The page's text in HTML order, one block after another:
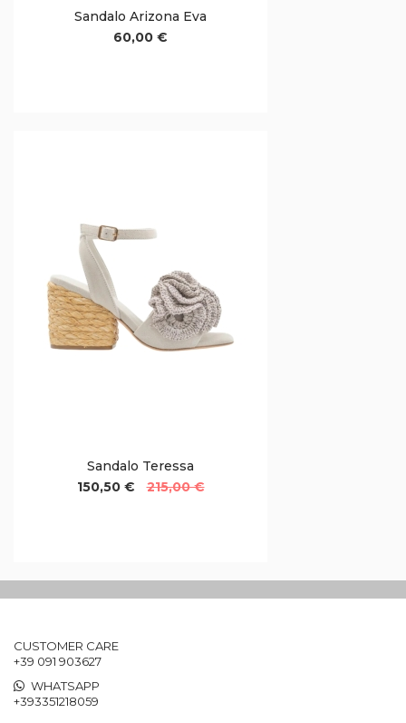
Sandalo Arizona Eva
60,00 €
Sandalo Teressa
150,50 €
215,00 €
CUSTOMER CARE
+39 091 903627
WHATSAPP
+393351218059